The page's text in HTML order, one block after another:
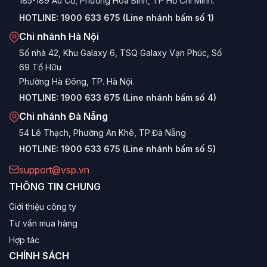
phí build máy.
Công nghệ nổi bật của VGP Series
Single Rail +12V:Thiết kế đường 12V đơn giúp tối ưu
hóa việc cấp điện cho các linh kiện tiêu thụ nhiều năng
lượng như CPU và VGA, không lo bị chia tải như Multi-
Rail.
Active PFC:Hệ số công suất >0.9, giúp dòng điện đầu
vào sạch và ổn định, bảo vệ linh kiện trước các biến
động nhỏ của lưới điện.
Quạt làm mát thông minh:
khả năng tự điều chỉnh tốc độ theo nhiệt độ, đảm bảo
Cáp dẹt đen (Black Flat Cables):
gàng, tăng tính thẩm mỹ và cải thiện luồng gió trong
thùng máy.
HOTLINE: 1900 633 675 (Line nhánh bấm số 1)
Chi nhánh Hà Nội
Số nhà 42, Khu Galaxy 6, TSQ Galaxy Vạn Phúc, Số
69 Tố Hữu
Phường Hà Đông, TP. Hà Nội.
HOTLINE: 1900 633 675 (Line nhánh bấm số 4)
Chi nhánh Đà Nẵng
54 Lê Thạch, Phường An Khê, TP.Đà Nẵng
HOTLINE: 1900 633 675 (Line nhánh bấm số 5)
support@vsp.vn
THÔNG TIN CHUNG
Giới thiệu công ty
Tư vấn mua hàng
Hợp tác
CHÍNH SÁCH